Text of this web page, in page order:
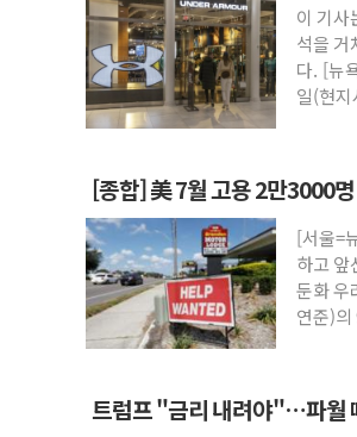
이 기사
석을 거
다. [뉴
일(현지
[종합] 美 7월 고용 2만3000
[서울=
하고 앞
둔화 우
연준)의
트럼프 "금리 내려야"…파월